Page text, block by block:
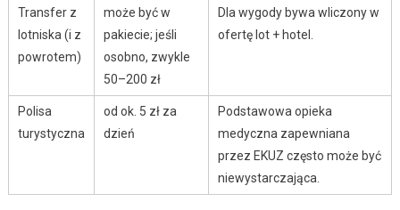
Transfer z
lotniska (i z
powrotem)
może być w
pakiecie; jeśli
osobno, zwykle
50–200 zł
Dla wygody bywa wliczony w
ofertę lot + hotel.
Polisa
turystyczna
od ok. 5 zł za
dzień
Podstawowa opieka
medyczna zapewniana
przez EKUZ często może być
niewystarczająca.